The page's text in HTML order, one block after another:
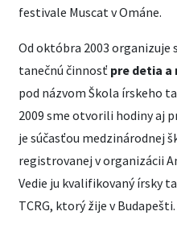
festivale Muscat v Ománe.
Od októbra 2003 organizuje
tanečnú činnosť pre detia a
pod názvom Škola írskeho
2009 sme otvorili hodiny aj
je súčasťou medzinárodnej
registrovanej v organizácii
Vedie ju kvalifikovaný írsky
TCRG, ktorý žije v Budapešti.